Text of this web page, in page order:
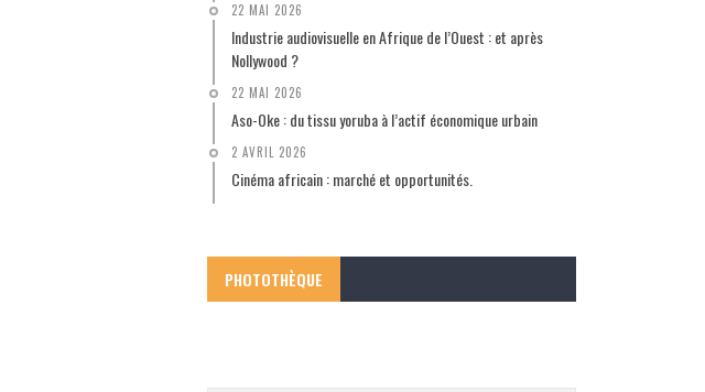
22 MAI 2026
Industrie audiovisuelle en Afrique de l’Ouest : et après
Nollywood ?
22 MAI 2026
Aso-Oke : du tissu yoruba à l’actif économique urbain
2 AVRIL 2026
Cinéma africain : marché et opportunités.
PHOTOTHÈQUE